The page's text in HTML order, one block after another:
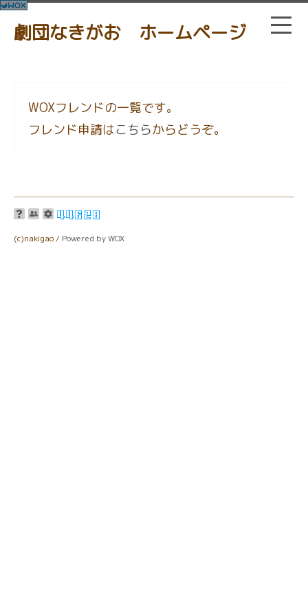
劇団なきがお ホームページ
WOXフレンドの一覧です。
フレンド申請はこちらからどうぞ。
(c)nakigao / Powered by WOX